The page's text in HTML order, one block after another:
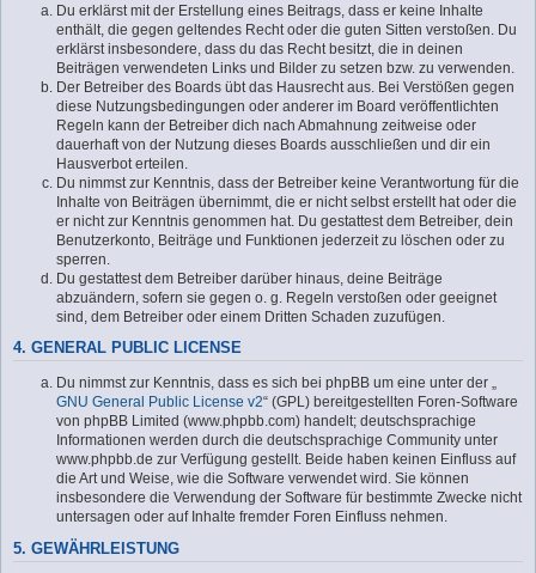
Du erklärst mit der Erstellung eines Beitrags, dass er keine Inhalte
enthält, die gegen geltendes Recht oder die guten Sitten verstoßen. Du
erklärst insbesondere, dass du das Recht besitzt, die in deinen
Beiträgen verwendeten Links und Bilder zu setzen bzw. zu verwenden.
Der Betreiber des Boards übt das Hausrecht aus. Bei Verstößen gegen
diese Nutzungsbedingungen oder anderer im Board veröffentlichten
Regeln kann der Betreiber dich nach Abmahnung zeitweise oder
dauerhaft von der Nutzung dieses Boards ausschließen und dir ein
Hausverbot erteilen.
Du nimmst zur Kenntnis, dass der Betreiber keine Verantwortung für die
Inhalte von Beiträgen übernimmt, die er nicht selbst erstellt hat oder die
er nicht zur Kenntnis genommen hat. Du gestattest dem Betreiber, dein
Benutzerkonto, Beiträge und Funktionen jederzeit zu löschen oder zu
sperren.
Du gestattest dem Betreiber darüber hinaus, deine Beiträge
abzuändern, sofern sie gegen o. g. Regeln verstoßen oder geeignet
sind, dem Betreiber oder einem Dritten Schaden zuzufügen.
4. GENERAL PUBLIC LICENSE
Du nimmst zur Kenntnis, dass es sich bei phpBB um eine unter der „
GNU General Public License v2“ (GPL) bereitgestellten Foren-Software
von phpBB Limited (www.phpbb.com) handelt; deutschsprachige
Informationen werden durch die deutschsprachige Community unter
www.phpbb.de zur Verfügung gestellt. Beide haben keinen Einfluss auf
die Art und Weise, wie die Software verwendet wird. Sie können
insbesondere die Verwendung der Software für bestimmte Zwecke nicht
untersagen oder auf Inhalte fremder Foren Einfluss nehmen.
5. GEWÄHRLEISTUNG